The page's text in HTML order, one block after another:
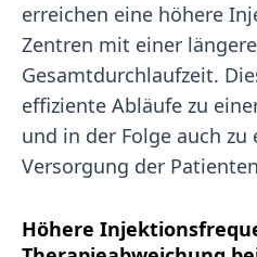
erreichen eine höhere
Zentren mit einer
Gesamtdurchlaufzeit.
effiziente Abläufe zu
und in der Folge auch zu
Versorgung der
Höhere